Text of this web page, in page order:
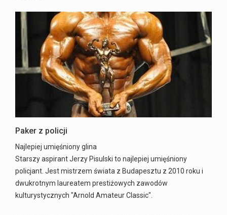
Paker z policji
Najlepiej umięśniony glina
Starszy aspirant Jerzy Pisulski to najlepiej umięśniony
policjant. Jest mistrzem świata z Budapesztu z 2010 roku i
dwukrotnym laureatem prestiżowych zawodów
kulturystycznych "Arnold Amateur Classic".